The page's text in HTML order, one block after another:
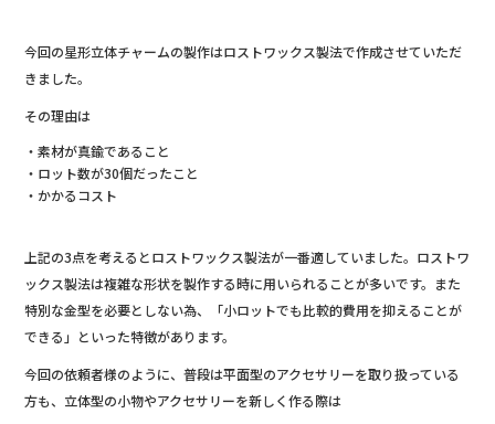
今回の星形立体チャームの製作はロストワックス製法で作成させていただ
きました。
その理由は
・素材が真鍮であること
・ロット数が30個だったこと
・かかるコスト
上記の3点を考えるとロストワックス製法が一番適していました。ロストワ
ックス製法は複雑な形状を製作する時に用いられることが多いです。また
特別な金型を必要としない為、「小ロットでも比較的費用を抑えることが
できる」といった特徴があります。
今回の依頼者様のように、普段は平面型のアクセサリーを取り扱っている
方も、立体型の小物やアクセサリーを新しく作る際は